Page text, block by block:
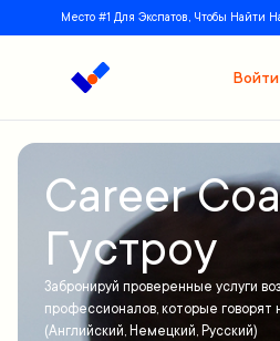
Место #1 Для Экспатов, Чтобы Найти
Войти
Career
Густроу
Забронируй проверенные услуги
профессионалов, которые говорят
(Английский, Немецкий, Русский)